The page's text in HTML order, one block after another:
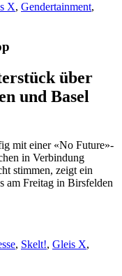
X, Gendertainment,
über
und Basel
mit einer «No Future»-
in Verbindung
stimmen, zeigt ein
am Freitag in Birsfelden
, Skelt!, Gleis X,